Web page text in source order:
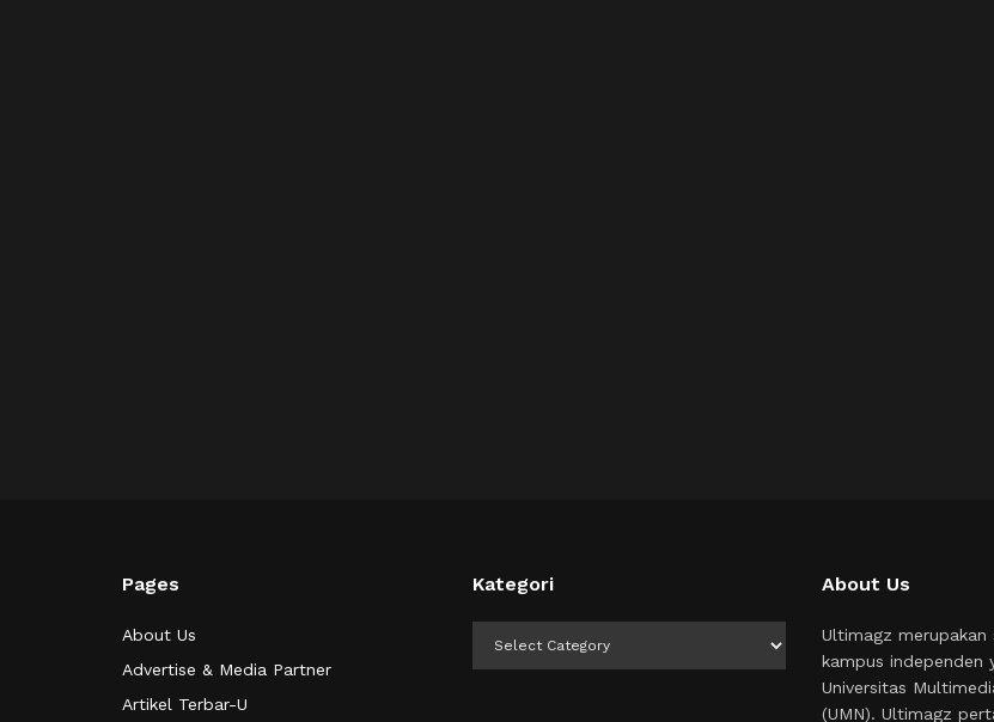
Pages
About Us
Advertise & Media Partner
Artikel Terbar-U
Kategori About Us
Ultimagz merupakan
kampus independen
Universitas
(UMN). Ultimagz